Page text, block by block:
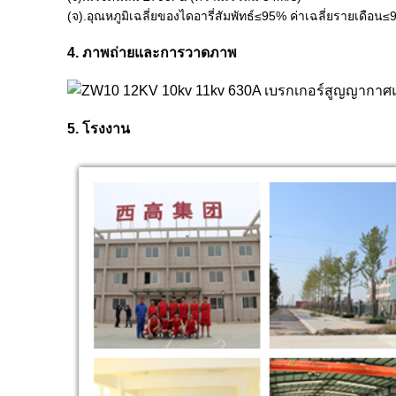
(จ).อุณหภูมิเฉลี่ยของไดอารี่สัมพัทธ์≤95% ค่าเฉลี่ยรายเดือน
4. ภาพถ่ายและการวาดภาพ
5. โรงงาน